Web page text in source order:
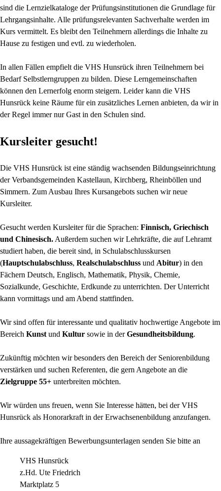
sind die Lernzielkataloge der Prüfungsinstitutionen die Grundlage für
Lehrgangsinhalte. Alle prüfungsrelevanten Sachverhalte werden im
Kurs vermittelt. Es bleibt den Teilnehmern allerdings die Inhalte zu
Hause zu festigen und evtl. zu wiederholen.
In allen Fällen empfielt die VHS Hunsrück ihren Teilnehmern bei
Bedarf Selbstlerngruppen zu bilden. Diese Lerngemeinschaften
können den Lernerfolg enorm steigern. Leider kann die VHS
Hunsrück keine Räume für ein zusätzliches Lernen anbieten, da wir in
der Regel immer nur Gast in den Schulen sind.
Kursleiter gesucht!
Die VHS Hunsrück ist eine ständig wachsenden Bildungseinrichtung
der Verbandsgemeinden Kastellaun, Kirchberg, Rheinböllen und
Simmern. Zum Ausbau Ihres Kursangebots suchen wir neue
Kursleiter.
Gesucht werden Kursleiter für die Sprachen: Finnisch, Griechisch
und Chinesisch. Außerdem suchen wir Lehrkräfte, die auf Lehramt
studiert haben, die bereit sind, in Schulabschlusskursen
(Hauptschulabschluss, Realschulabschluss und Abitur) in den
Fächern Deutsch, Englisch, Mathematik, Physik, Chemie,
Sozialkunde, Geschichte, Erdkunde zu unterrichten. Der Unterricht
kann vormittags und am Abend stattfinden.
Wir sind offen für interessante und qualitativ hochwertige Angebote im
Bereich Kunst und Kultur sowie in derGesundheitsbildung.
Zukünftig möchten wir besonders den Bereich der Seniorenbildung
verstärken und suchen Referenten, die gern Angebote an die
Zielgruppe 55+ unterbreiten möchten.
Wir würden uns freuen, wenn Sie Interesse hätten, bei der VHS
Hunsrück als Honorarkraft in der Erwachsenenbildung anzufangen.
Ihre aussagekräftigen Bewerbungsunterlagen senden Sie bitte an
VHS Hunsrück
z.Hd. Ute Friedrich
Marktplatz 5